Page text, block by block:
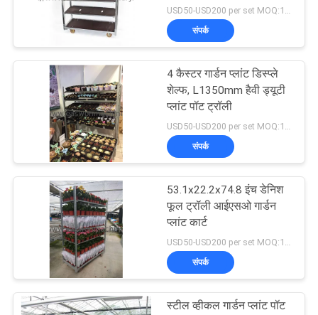
PRIVACY
POLICYवुडवर्किंग मोर्टिंग मशीन
13
वुडवर्किंग सैंडिंग मशीन
17
Trolley Cart Four Wheels
For Garden
USD50-USD200 per set MOQ:100 sets
संपर्क
4 कैस्टर गार्डन प्लांट डिस्प्ले
शेल्फ, L1350mm हैवी ड्यूटी
प्लांट पॉट ट्रॉली
संपर्क
53.1x22.2x74.8 इंच डेनिश
फूल ट्रॉली आईएसओ गार्डन
प्लांट कार्ट
संपर्क
स्टील व्हीकल गार्डन प्लांट पॉट